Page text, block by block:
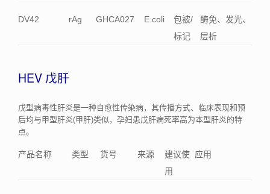
DV42 rAg GHCA027 E.coli
包被/
标记
酶免、发光、
层析
HEV 戊肝
戊型病毒性肝炎是一种自愈性传染病，其传播方式、临床表现和预
后均与甲型肝炎(甲肝)类似，孕妇患戊肝病死率高为本型肝炎的特
点。
产品名称 类型 货号 来源
建议使
用
应用